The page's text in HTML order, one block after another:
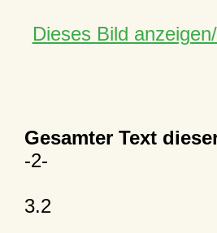
Dieses Bild
Gesamter Text
-2-
3.2